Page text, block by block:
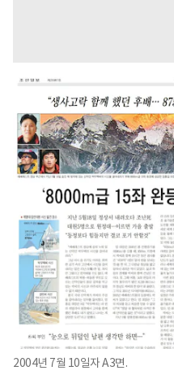
2004년 7월 10일자 A3면.